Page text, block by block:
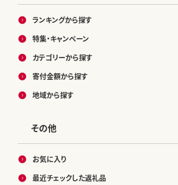
ランキングから探す
特集・キャンペーン
カテゴリーから探す
寄付金額から探す
地域から探す
その他
お気に入り
最近チェックした返礼品